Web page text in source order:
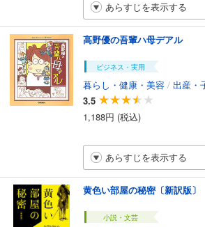
あらすじを表示する
高野優の吾輩ハ母デアル
ビジネス・実用
暮らし・健康・美容 / 出産・
3.5
1,188円 (税込)
あらすじを表示する
黄色い部屋の秘密〔新訳版〕
小説・文芸